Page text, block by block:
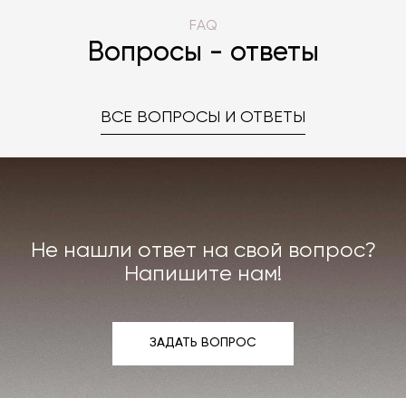
FAQ
Вопросы - ответы
ВСЕ ВОПРОСЫ И ОТВЕТЫ
Не нашли ответ на свой вопрос?
Напишите нам!
ЗАДАТЬ ВОПРОС